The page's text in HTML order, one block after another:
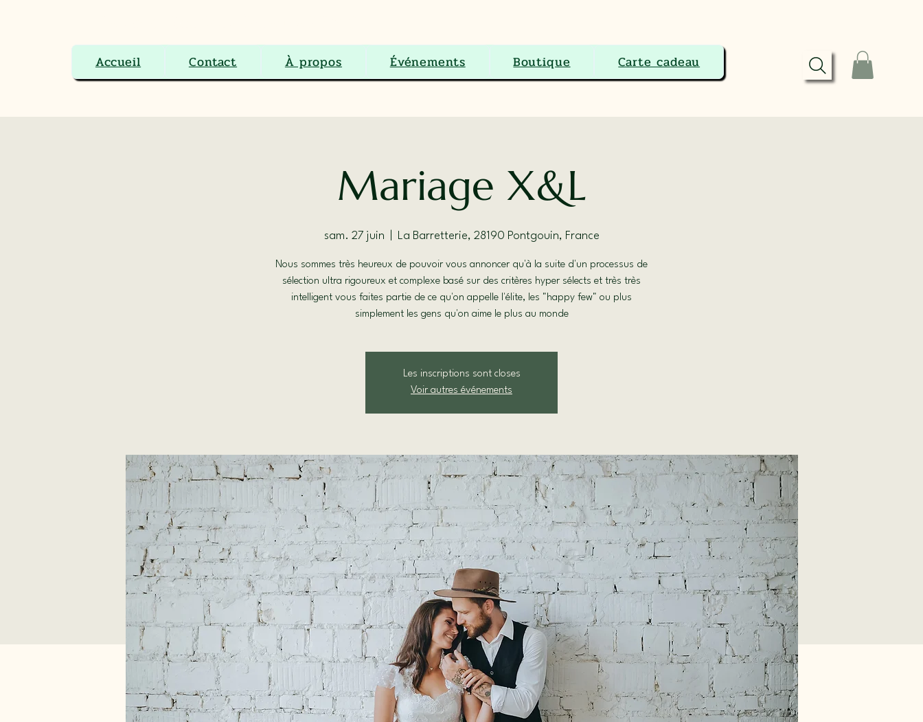
Accueil Contact À propos Événements Boutique Carte cadeau
Mariage X&L
sam. 27 juin La Barretterie, 28190 Pontgouin, France
Nous sommes très heureux de pouvoir vous annoncer qu'à la suite d'un processus de
sélection ultra rigoureux et complexe basé sur des critères hyper sélects et très très
intelligent vous faites partie de ce qu'on appelle l'élite, les "happy few" ou plus
simplement les gens qu'on aime le plus au monde
Les inscriptions sont closes
Voir autres événements